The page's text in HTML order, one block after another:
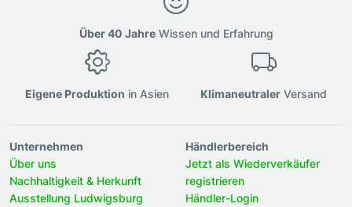
Über 40 JahreWissen und Erfahrung
Eigene Produktion in Asien Klimaneutraler Versand
Unternehmen
Über uns
Nachhaltigkeit & Herkunft
Ausstellung Ludwigsburg
Händlerbereich
Jetzt als Wiederverkäufer
registrieren
Händler-Login